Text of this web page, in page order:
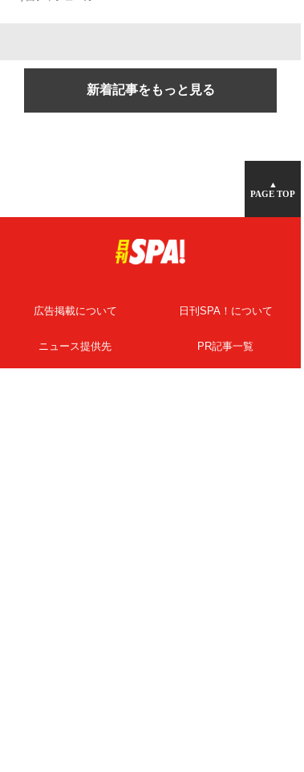
新着記事をもっと見る
▲
PAGE TOP
広告掲載について 日刊SPA！について
ニュース提供先 PR記事一覧